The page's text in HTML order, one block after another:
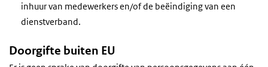
inhuur van medewerkers en/of de beëindiging van een
dienstverband.
Doorgifte buiten EU